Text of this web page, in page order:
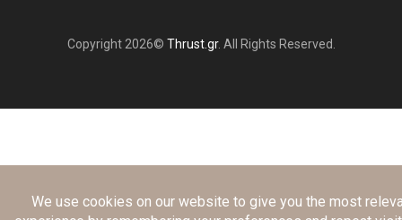
Copyright 2026© Thrust.gr. All Rights Reserved.